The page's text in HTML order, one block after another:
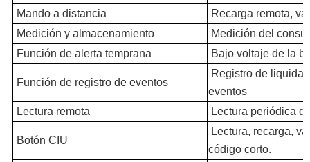
Mando a distancia
Recarga remota,
Medición y almacenamiento
Medición del
Función de alerta temprana
Bajo voltaje de la
Función de registro de eventos
Registro de
eventos
Lectura remota
Lectura periódica
Botón CIU
Lectura, recarga,
código corto.